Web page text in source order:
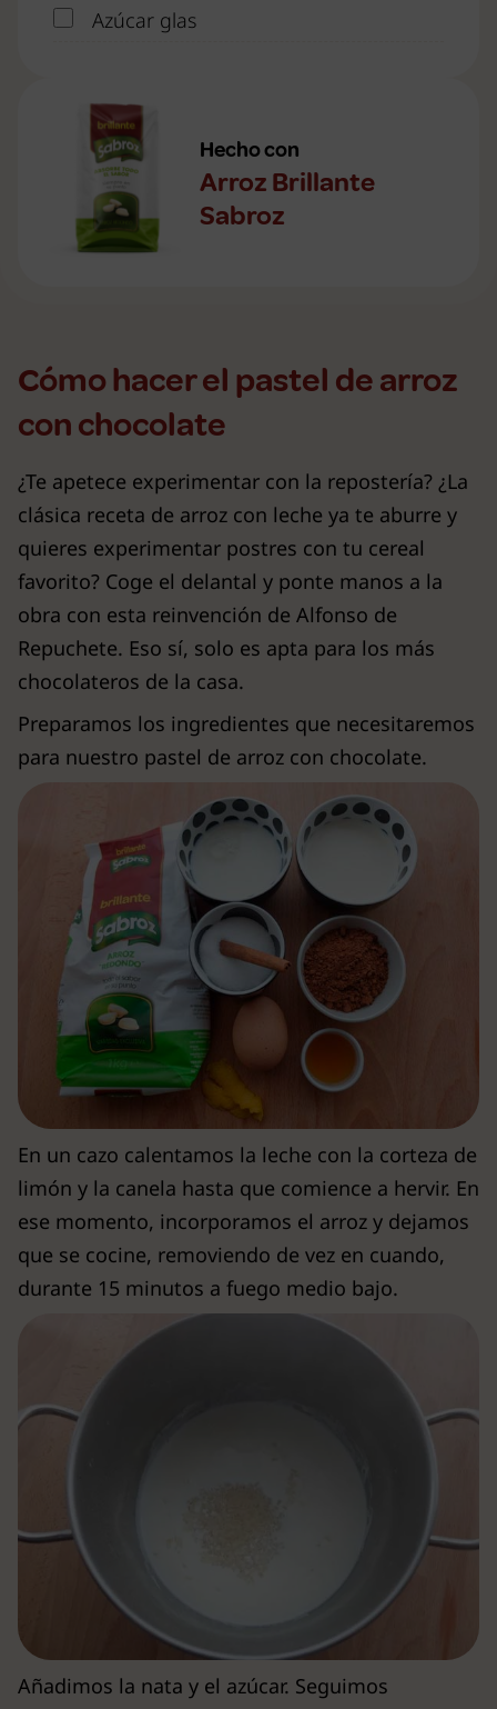
Azúcar glas
Hecho con
Arroz Brillante
Sabroz
Cómo hacer el pastel de arroz
con chocolate
¿Te apetece experimentar con la repostería? ¿La
clásica receta de arroz con leche ya te aburre y
quieres experimentar postres con tu cereal
favorito? Coge el delantal y ponte manos a la
obra con esta reinvención de Alfonso de
Repuchete. Eso sí, solo es apta para los más
chocolateros de la casa.
Preparamos los ingredientes que necesitaremos
para nuestro pastel de arroz con chocolate.
En un cazo calentamos la leche con la corteza de
limón y la canela hasta que comience a hervir. En
ese momento, incorporamos el arroz y dejamos
que se cocine, removiendo de vez en cuando,
durante 15 minutos a fuego medio bajo.
Añadimos la nata y el azúcar. Seguimos